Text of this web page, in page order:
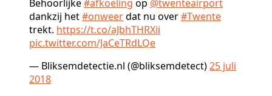
Behoorlijke#afkoeling op @twenteairport
dankzij het#onweerdat nu over#Twente
trekt. https://t.co/aJbhTHRXii
pic.twitter.com/JaCeTRdLQe
— Bliksemdetectie.nl (@bliksemdetect)25 juli
2018